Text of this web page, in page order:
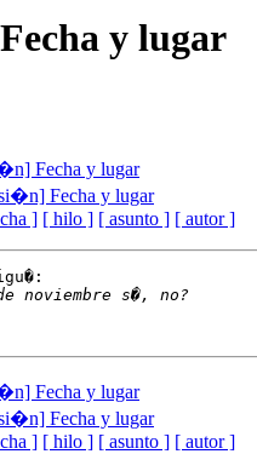
y lugar
Fecha y lugar
Fecha y lugar
] [ hilo ] [ asunto ] [ autor ]
Fecha y lugar
Fecha y lugar
] [ hilo ] [ asunto ] [ autor ]